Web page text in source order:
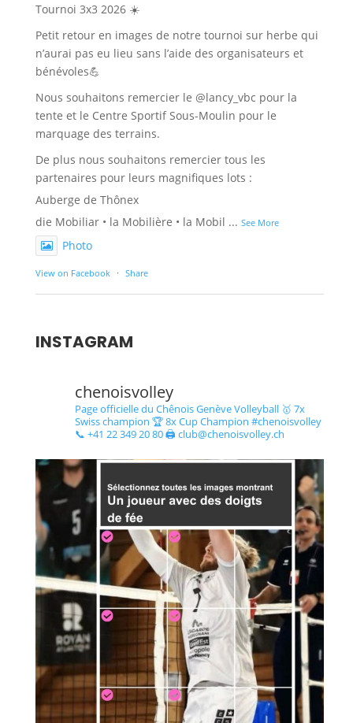
Tournoi 3x3 2026 ☀️
Petit retour en images de notre tournoi sur herbe qui
n’aurai pas eu lieu sans l’aide des organisateurs et
bénévoles💪
Nous souhaitons remercier le @lancy_vbc pour la
tente et le Centre Sportif Sous-Moulin pour le
marquage des terrains.
De plus nous souhaitons remercier tous les
partenaires pour leurs magnifiques lots :
Auberge de Thônex
die Mobiliar • la Mobilière • la Mobil ... See More
Photo
View on Facebook · Share
INSTAGRAM
chenoisvolley
Page officielle du Chênois Genève Volleyball 🥇 7x
Swiss champion 🏆 8x Cup Champion #chenoisvolley
📞 +41 22 349 20 80 🖨 club@chenoisvolley.ch